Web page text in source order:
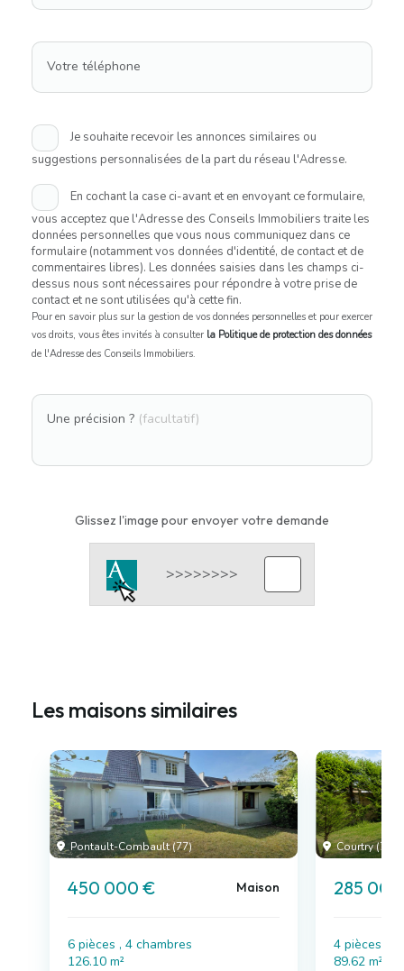
Votre téléphone
Je souhaite recevoir les annonces similaires ou
suggestions personnalisées de la part du réseau l'Adresse.
En cochant la case ci-avant et en envoyant ce formulaire,
vous acceptez que l'Adresse des Conseils Immobiliers traite les
données personnelles que vous nous communiquez dans ce
formulaire (notamment vos données d'identité, de contact et de
commentaires libres). Les données saisies dans les champs ci-
dessus nous sont nécessaires pour répondre à votre prise de
contact et ne sont utilisées qu'à cette fin.
Pour en savoir plus sur la gestion de vos données personnelles et pour exercer
vos droits, vous êtes invités à consulter la Politique de protection des données
de l'Adresse des Conseils Immobiliers.
Une précision ? (facultatif)
Glissez l'image pour envoyer votre demande
Les maisons similaires
Pontault-Combault (77)
450 000 € Maison
6 pièces , 4 chambres
126.10 m²
Courtry (77)
285
4 pièces , 3
89.62 m²